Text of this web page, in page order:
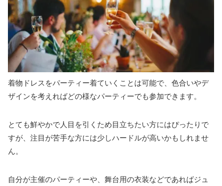
着物ドレスをパーティー着ていくことは可能で、色合いやデ
ザインを考えればどの様なパーティーでも参加できます。
とても鮮やかで人目を引くため目立ちたい方にはぴったりで
すが、注目が苦手な方には少しハードルが高いかもしれませ
ん。
自分が主催のパーティーや、舞台用の衣装などであればジュ